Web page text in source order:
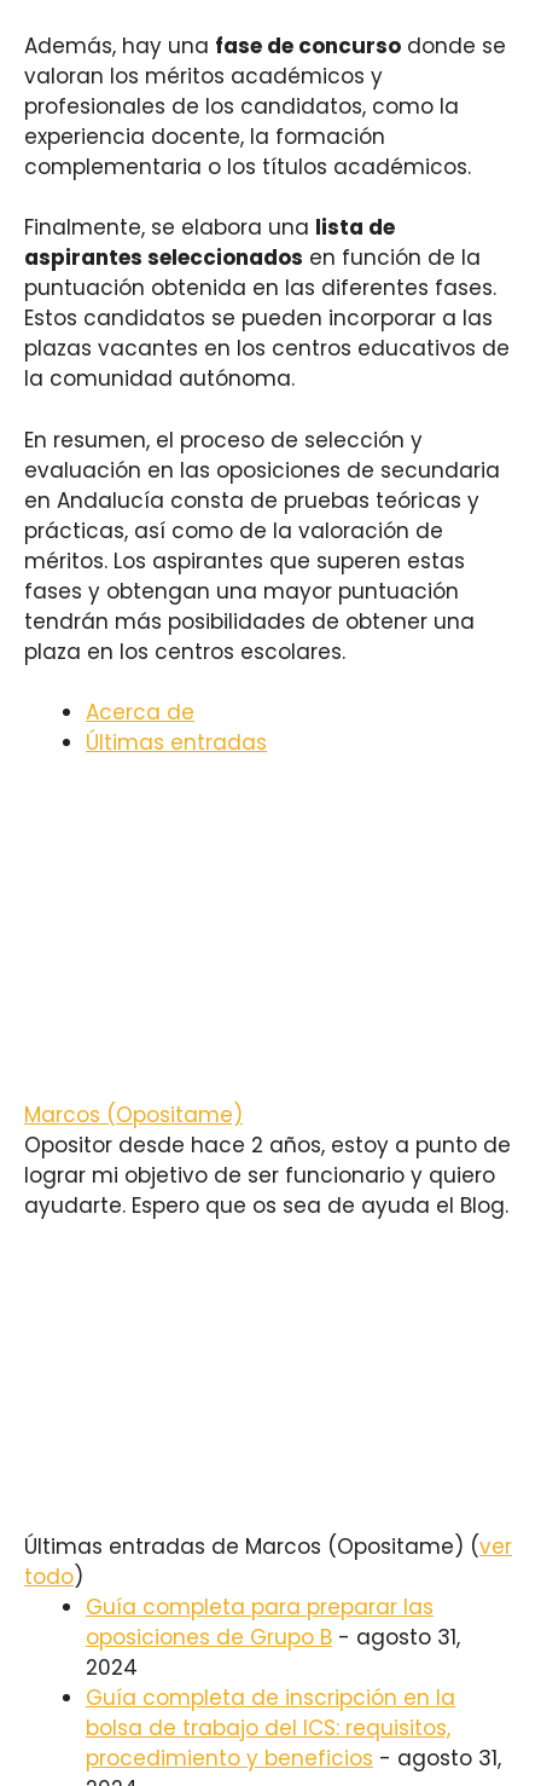
Además, hay una fase de concurso donde se
valoran los méritos académicos y
profesionales de los candidatos, como la
experiencia docente, la formación
complementaria o los títulos académicos.
Finalmente, se elabora una lista de
aspirantes seleccionados en función de la
puntuación obtenida en las diferentes fases.
Estos candidatos se pueden incorporar a las
plazas vacantes en los centros educativos de
la comunidad autónoma.
En resumen, el proceso de selección y
evaluación en las oposiciones de secundaria
en Andalucía consta de pruebas teóricas y
prácticas, así como de la valoración de
méritos. Los aspirantes que superen estas
fases y obtengan una mayor puntuación
tendrán más posibilidades de obtener una
plaza en los centros escolares.
Acerca de
Últimas entradas
Marcos (Opositame)
Opositor desde hace 2 años, estoy a punto de
lograr mi objetivo de ser funcionario y quiero
ayudarte. Espero que os sea de ayuda el Blog.
Últimas entradas de Marcos (Opositame) (ver
todo)
Guía completa para preparar las
oposiciones de Grupo B - agosto 31,
2024
Guía completa de inscripción en la
bolsa de trabajo del ICS: requisitos,
procedimiento y beneficios - agosto 31,